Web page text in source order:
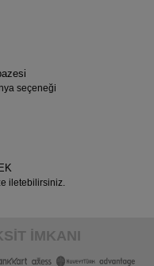
seçeneği
iletebilirsiniz.
İMKANI